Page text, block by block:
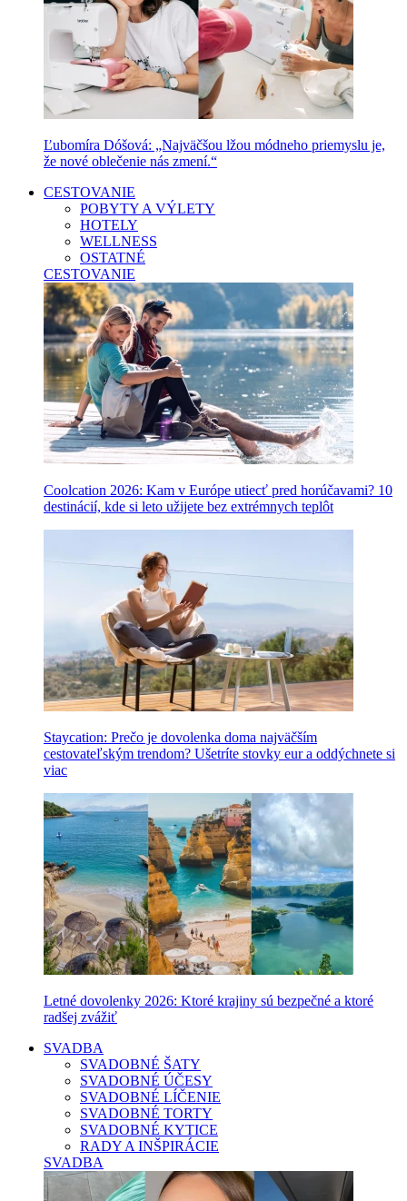
Ľubomíra Dóšová: „Najväčšou lžou módneho priemyslu je,
že nové oblečenie nás zmení.“
CESTOVANIE
POBYTY A VÝLETY
HOTELY
WELLNESS
OSTATNÉ
CESTOVANIE
Coolcation 2026: Kam v Európe utiecť pred horúčavami? 10
destinácií, kde si leto užijete bez extrémnych teplôt
Staycation: Prečo je dovolenka doma najväčším
cestovateľským trendom? Ušetríte stovky eur a oddýchnete si
viac
Letné dovolenky 2026: Ktoré krajiny sú bezpečné a ktoré
radšej zvážiť
SVADBA
SVADOBNÉ ŠATY
SVADOBNÉ ÚČESY
SVADOBNÉ LÍČENIE
SVADOBNÉ TORTY
SVADOBNÉ KYTICE
RADY A INŠPIRÁCIE
SVADBA